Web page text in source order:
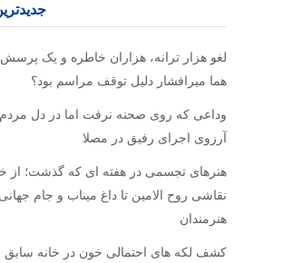
لغو هزار ترانه، هزاران خاطره و یک پرسش
هما میرافشار دلیل توقف مراسم بود؟
وداعی که روی صحنه نرفت اما در دل مردم
آرزوی اجرای رفیق در مصلا
هنرهای تجسمی در هفته ای که گذشت؛ از
نقاشی روح الامین تا داغ میناب و جام جهانی
هنرمندان
کشف لکه های احتمالی خون در خانه سابق